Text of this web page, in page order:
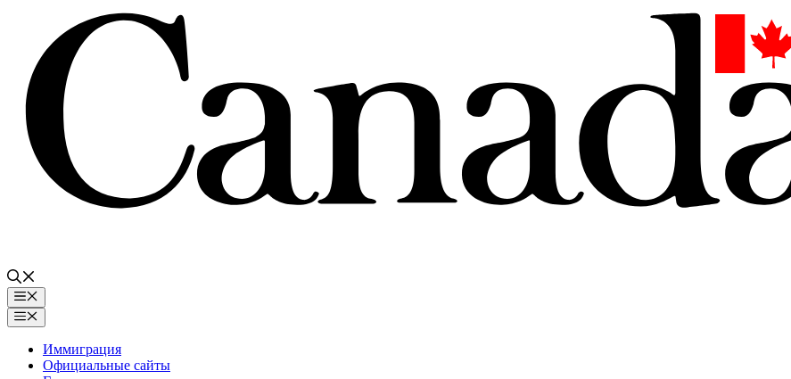
содержимому
Меню
Меню
Иммиграция
Официальные сайты